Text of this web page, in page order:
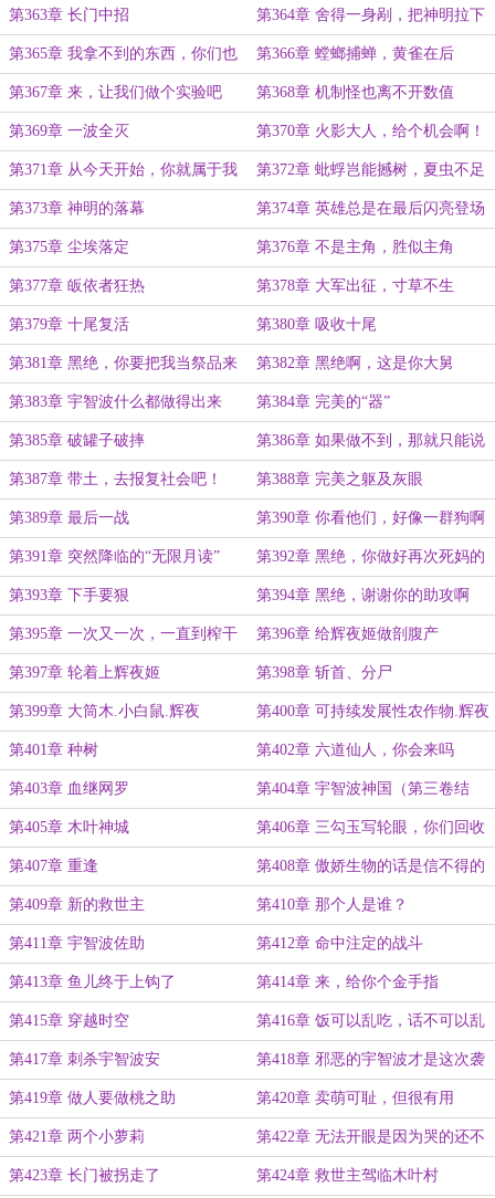
急？
第363章 长门中招 第364章 舍得一身剐，把神明拉下
马
第365章 我拿不到的东西，你们也
别想
第366章 螳螂捕蝉，黄雀在后
第367章 来，让我们做个实验吧 第368章 机制怪也离不开数值
第369章 一波全灭 第370章 火影大人，给个机会啊！
第371章 从今天开始，你就属于我
了
第372章 蚍蜉岂能撼树，夏虫不足
语冰
第373章 神明的落幕 第374章 英雄总是在最后闪亮登场
第375章 尘埃落定 第376章 不是主角，胜似主角
第377章 皈依者狂热 第378章 大军出征，寸草不生
第379章 十尾复活 第380章 吸收十尾
第381章 黑绝，你要把我当祭品来
救你妈吗？
第382章 黑绝啊，这是你大舅
第383章 宇智波什么都做得出来 第384章 完美的“器”
第385章 破罐子破摔 第386章 如果做不到，那就只能说
明还不够痛苦
第387章 带土，去报复社会吧！ 第388章 完美之躯及灰眼
第389章 最后一战 第390章 你看他们，好像一群狗啊
第391章 突然降临的“无限月读” 第392章 黑绝，你做好再次死妈的
心理准备了吗？
第393章 下手要狠 第394章 黑绝，谢谢你的助攻啊
第395章 一次又一次，一直到榨干
她
第396章 给辉夜姬做剖腹产
第397章 轮着上辉夜姬 第398章 斩首、分尸
第399章 大筒木.小白鼠.辉夜 第400章 可持续发展性农作物.辉夜
姬
第401章 种树 第402章 六道仙人，你会来吗
第403章 血继网罗 第404章 宇智波神国（第三卷结
束）
第405章 木叶神城 第406章 三勾玉写轮眼，你们回收
吗？
第407章 重逢 第408章 傲娇生物的话是信不得的
第409章 新的救世主 第410章 那个人是谁？
第411章 宇智波佐助 第412章 命中注定的战斗
第413章 鱼儿终于上钩了 第414章 来，给你个金手指
第415章 穿越时空 第416章 饭可以乱吃，话不可以乱
讲
第417章 刺杀宇智波安 第418章 邪恶的宇智波才是这次袭
击的罪魁祸首
第419章 做人要做桃之助 第420章 卖萌可耻，但很有用
第421章 两个小萝莉 第422章 无法开眼是因为哭的还不
够多
第423章 长门被拐走了 第424章 救世主驾临木叶村